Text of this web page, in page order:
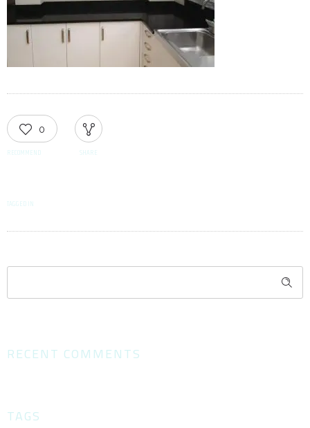
0
RECOMMEND SHARE
TAGGED IN
RECENT COMMENTS
TAGS